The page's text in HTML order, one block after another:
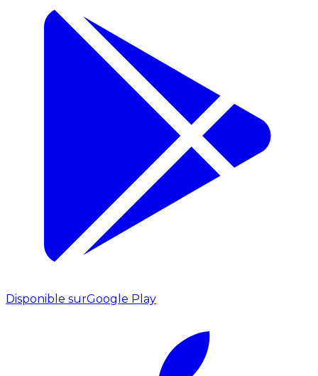
Disponible surGoogle Play